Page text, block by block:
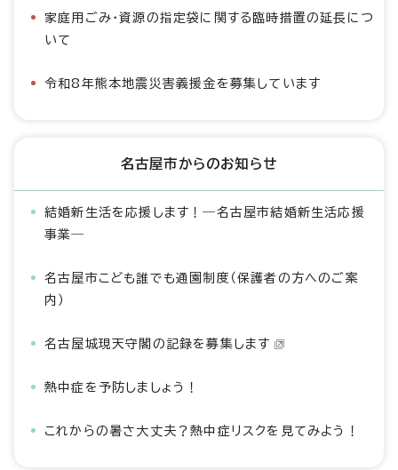
家庭用ごみ・資源の指定袋に関する臨時措置の延長につ
いて
令和8年熊本地震災害義援金を募集しています
名古屋市からのお知らせ
結婚新生活を応援します！―名古屋市結婚新生活応援
事業―
名古屋市こども誰でも通園制度（保護者の方へのご案
内）
名古屋城現天守閣の記録を募集します
熱中症を予防しましょう！
これからの暑さ大丈夫？熱中症リスクを見てみよう！